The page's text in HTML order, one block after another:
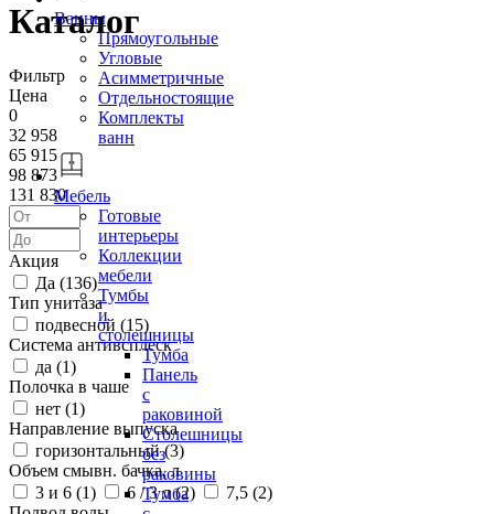
Ванны
Прямоугольные
Угловые
Асимметричные
Отдельностоящие
Комплекты
ванн
Мебель
Готовые
интерьеры
Коллекции
мебели
Тумбы
и
столешницы
Тумба
Панель
с
раковиной
Столешницы
без
раковины
Тумба
Каталог
Фильтр
Цена
0
32 958
65 915
98 873
131 830
Акция
Да (136)
Тип унитаза
подвесной (15)
Система антивсплеск
да (1)
Полочка в чаше
нет (1)
Направление выпуска
горизонтальный (3)
Объем смывн. бачка, л
3 и 6 (1) 6 / 3 л (2) 7,5 (2)